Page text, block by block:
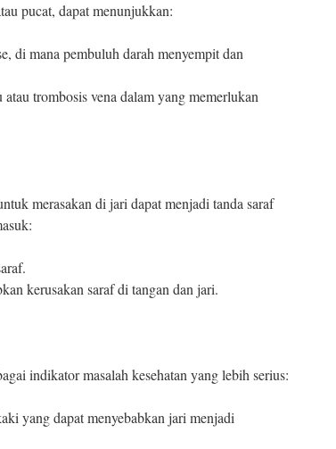
pucat, dapat menunjukkan:
di mana pembuluh darah menyempit dan
trombosis vena dalam yang memerlukan
merasakan di jari dapat menjadi tanda saraf
kerusakan saraf di tangan dan jari.
indikator masalah kesehatan yang lebih serius:
yang dapat menyebabkan jari menjadi